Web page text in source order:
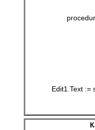
Edit1.Text :=